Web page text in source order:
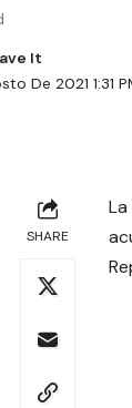
De 2021 1:31
SHARE